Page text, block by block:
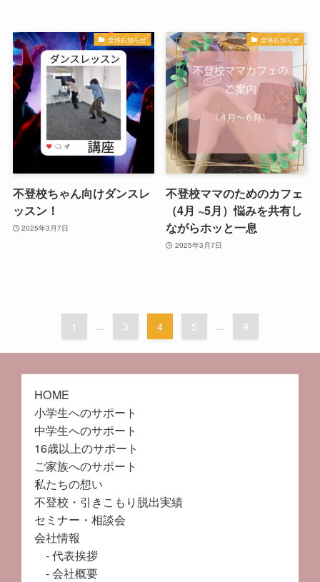
全体お知らせ
不登校ちゃん向けダンスレ
ッスン！
2025年3月7日
全体お知らせ
不登校ママのためのカフェ
（4月 ~5月）悩みを共有し
ながらホッと一息
2025年3月7日
1 ... 3 4 5 ... 9
HOME
小学生へのサポート
中学生へのサポート
16歳以上のサポート
ご家族へのサポート
私たちの想い
不登校・引きこもり脱出実績
セミナー・相談会
会社情報
代表挨拶
会社概要